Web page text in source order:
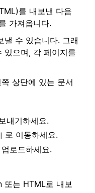
를 내보낸 다음
가져옵니다.
낼 수 있습니다. 그래
으며, 각 페이지를
상단에 있는 문서
내기하세요.
로 이동하세요.
로드하세요.
는 HTML로 내보